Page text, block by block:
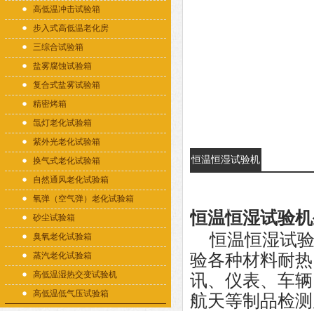
高低温冲击试验箱
步入式高低温老化房
三综合试验箱
盐雾腐蚀试验箱
复合式盐雾试验箱
精密烤箱
氙灯老化试验箱
紫外光老化试验箱
换气式老化试验箱
自然通风老化试验箱
氧弹（空气弹）老化试验箱
砂尘试验箱
臭氧老化试验箱
蒸汽老化试验箱
高低温湿热交变试验机
高低温低气压试验箱
恒温恒湿试验机
恒温恒湿试验
恒温恒湿试
验各种材料耐
讯、仪表、车
航天等制品检